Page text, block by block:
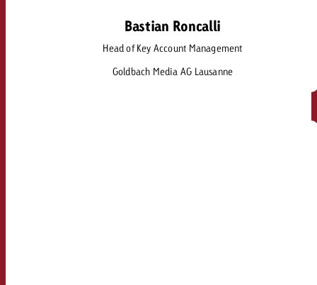
Bastian Roncalli
Head of Key Account Management
Goldbach Media AG Lausanne
Bastian Roncalli
bastian.roncalli@goldbach.com